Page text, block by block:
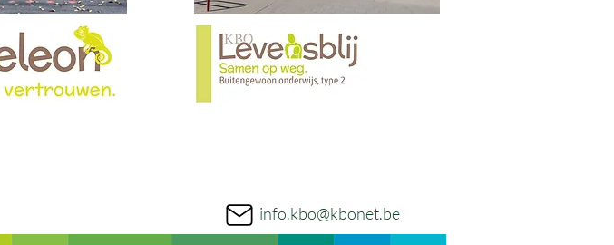
info.kbo@kbonet.be